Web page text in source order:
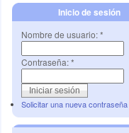
Inicio de sesión
Nombre de usuario:*
Contraseña:*
Solicitar una nueva contraseña